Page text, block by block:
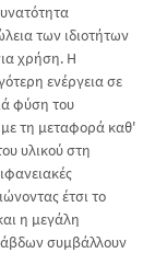
των ιδιοτήτων
χρήση. Η
ενέργεια σε
φύση του
με τη μεταφορά καθ'
υλικού στη
έτσι το
η μεγάλη
συμβάλλουν